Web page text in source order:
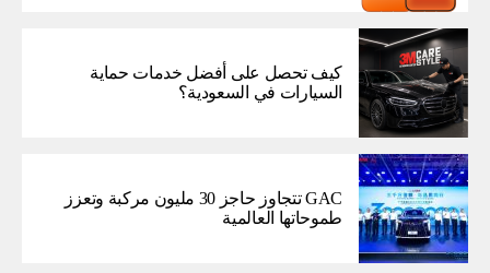
كيف تحصل على أفضل خدمات حماية
السيارات في السعودية؟
GAC تتجاوز حاجز 30 مليون مركبة وتعزز
طموحاتها العالمية